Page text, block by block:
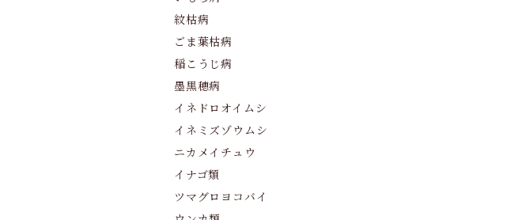
紋枯病
ごま葉枯病
稲こうじ病
墨黒穂病
イネドロオイムシ
イネミズゾウムシ
ニカメイチュウ
イナゴ類
ツマグロヨコバイ